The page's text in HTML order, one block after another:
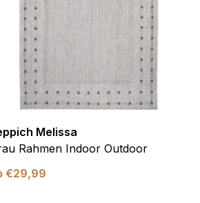
Melissa
Rahmen Indoor Outdoor
€29,99
Meine Einstellungen speichern